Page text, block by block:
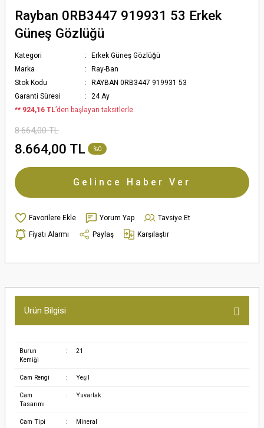
Rayban 0RB3447 919931 53 Erkek
Güneş Gözlüğü
Kategori
Erkek Güneş Gözlüğü
Marka
Ray-Ban
Stok Kodu
RAYBAN 0RB3447 919931 53
Garanti Süresi
24 Ay
** 924,16 TL’den başlayan taksitlerle.
8.664,00 TL
8.664,00 TL %0
Gelince Haber Ver
Yorum Yap
Tavsiye Et
Fiyatı Alarmı
Paylaş Karşılaştır
Ürün Bilgisi
Burun
Kemiği
: 21
Cam Rengi : Yeşil
Cam
Tasarımı
: Yuvarlak
Cam Tipi : Mineral